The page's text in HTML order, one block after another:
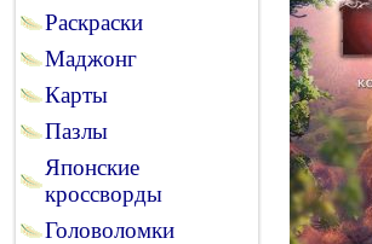
Раскраски
Маджонг
Карты
Пазлы
Японские
кроссворды
Головоломки